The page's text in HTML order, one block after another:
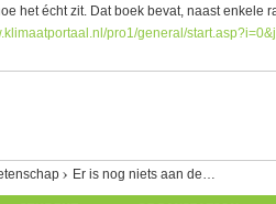
het écht zit. Dat boek bevat, naast enkele
pro1/general/
Er is nog niets aan de…